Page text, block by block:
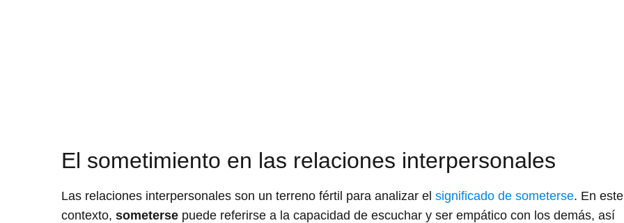
El sometimiento en las relaciones interpersonales
Las relaciones interpersonales son un terreno fértil para analizar el significado de someterse. En este
contexto, someterse puede referirse a la capacidad de escuchar y ser empático con los demás, así